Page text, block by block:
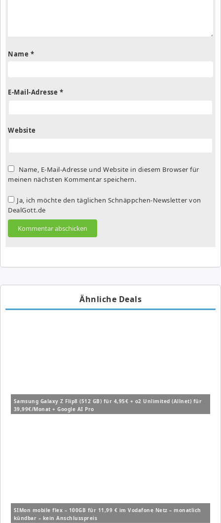
Name *
E-Mail-Adresse *
Website
Name, E-Mail-Adresse und Website in diesem Browser für
meinen nächsten Kommentar speichern.
Ja, ich möchte den täglichen Schnäppchen-Newsletter von
DealGott.de
Ähnliche Deals
Samsung Galaxy Z Flip8 (512 GB) für 4,95€ + o2 Unlimited (Allnet) für
39,99€/Monat + Google AI Pro
SIMon mobile flex – 100GB für 11,99 € im Vodafone Netz – monatlich
kündbar – kein Anschlusspreis